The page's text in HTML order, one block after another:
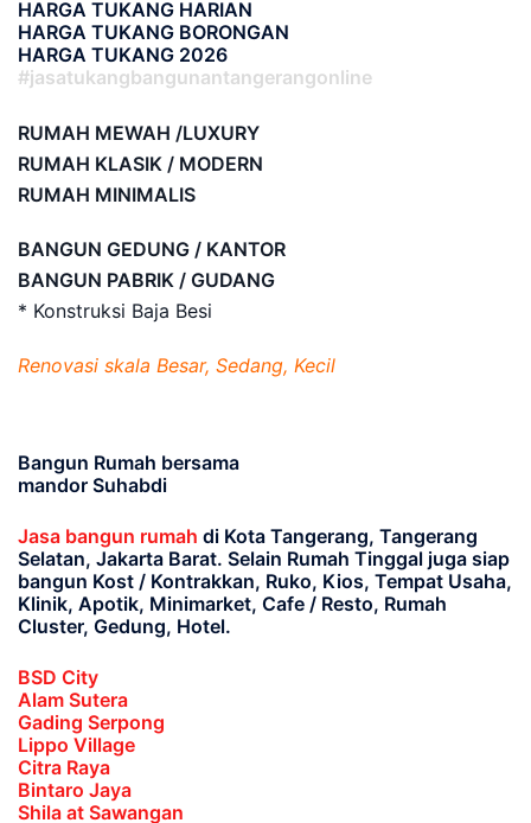
HARGA TUKANG HARIAN
HARGA TUKANG BORONGAN
HARGA TUKANG 2026
#jasatukangbangunantangerangonline
RUMAH MEWAH /LUXURY
RUMAH KLASIK / MODERN
RUMAH MINIMALIS
BANGUN GEDUNG / KANTOR
BANGUN PABRIK / GUDANG
* Konstruksi Baja Besi
Renovasi skala Besar, Sedang, Kecil
Bangun Rumah bersama
mandor Suhabdi
Jasa bangun rumah di Kota Tangerang, Tangerang
Selatan, Jakarta Barat. Selain Rumah Tinggal juga siap
bangun Kost / Kontrakkan, Ruko, Kios, Tempat Usaha,
Klinik, Apotik, Minimarket, Cafe / Resto, Rumah
Cluster, Gedung, Hotel.
BSD City
Alam Sutera
Gading Serpong
Lippo Village
Citra Raya
Bintaro Jaya
Shila at Sawangan